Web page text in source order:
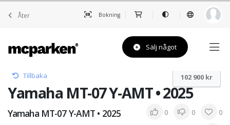
Åter Bokning
Sälj något
Tillbaka
Yamaha MT-07 Y-AMT • 2025
Yamaha MT-07 Y-AMT • 2025 0 0 0
102 900 kr